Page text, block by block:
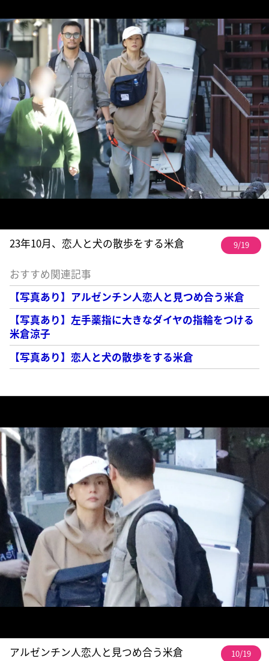
23年10月、恋人と犬の散歩をする米倉 9/19
おすすめ関連記事
【写真あり】アルゼンチン人恋人と見つめ合う米倉
【写真あり】左手薬指に大きなダイヤの指輪をつける
米倉涼子
【写真あり】恋人と犬の散歩をする米倉
アルゼンチン人恋人と見つめ合う米倉 10/19